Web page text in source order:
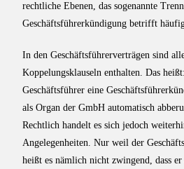
rechtliche Ebenen, das sogenannte
Geschäftsführerkündigung betrifft
In den Geschäftsführerverträgen sind
Koppelungsklauseln enthalten. Das
Geschäftsführer eine
als Organ der GmbH automatisch
Rechtlich handelt es sich jedoch
Angelegenheiten. Nur weil der
heißt es nämlich nicht zwingend, dass